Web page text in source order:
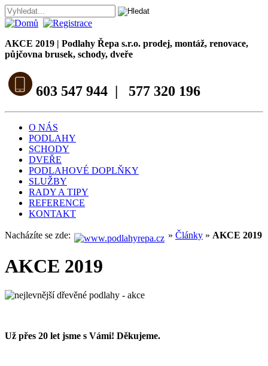
AKCE 2019 | Podlahy Řepa s.r.o. prodej, montáž, renovace,
půjčovna brusek, schody, dveře
603 547 944 | 577 320 196
O NÁS
PODLAHY
SCHODY
DVEŘE
PODLAHOVÉ DOPLŇKY
SLUŽBY
RADY A TIPY
REFERENCE
KONTAKT
Nacházíte se zde: » Články » AKCE 2019
AKCE 2019
Už přes 20 let jsme s Vámi! Děkujeme.